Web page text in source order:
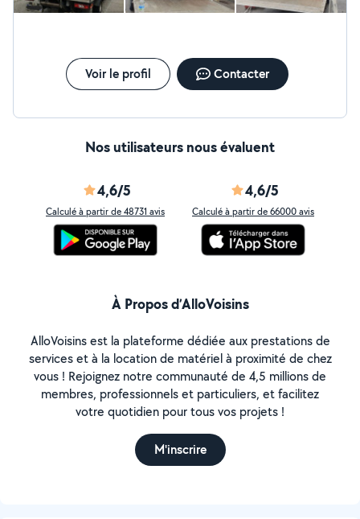
Voir le profil Contacter
Nos utilisateurs nous évaluent
4,6/5
Calculé à partir de 48731 avis
4,6/5
Calculé à partir de 66000 avis
À Propos d’AlloVoisins
AlloVoisins est la plateforme dédiée aux prestations de
services et à la location de matériel à proximité de chez
vous ! Rejoignez notre communauté de 4,5 millions de
membres, professionnels et particuliers, et facilitez
votre quotidien pour tous vos projets !
M'inscrire